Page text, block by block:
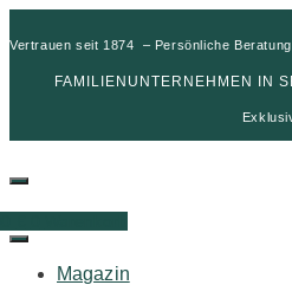
Vertrauen seit 1874 – Persönliche Beratung
FAMILIENUNTERNEHMEN IN
Magazin